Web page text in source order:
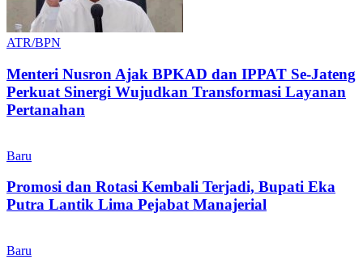
ATR/BPN
Menteri Nusron Ajak BPKAD dan IPPAT Se-Jateng
Perkuat Sinergi Wujudkan Transformasi Layanan
Pertanahan
Baru
Promosi dan Rotasi Kembali Terjadi, Bupati Eka
Putra Lantik Lima Pejabat Manajerial
Baru